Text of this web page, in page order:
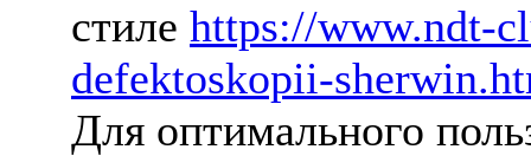
стиле https://www.ndt-
defektoskopii-
Для оптимального